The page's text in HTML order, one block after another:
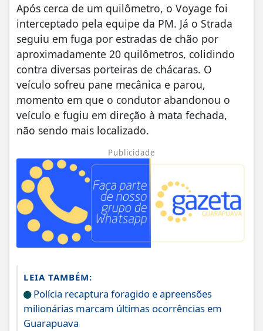
Após cerca de um quilômetro, o Voyage foi
interceptado pela equipe da PM. Já o Strada
seguiu em fuga por estradas de chão por
aproximadamente 20 quilômetros, colidindo
contra diversas porteiras de chácaras. O
veículo sofreu pane mecânica e parou,
momento em que o condutor abandonou o
veículo e fugiu em direção à mata fechada,
não sendo mais localizado.
Publicidade
LEIA TAMBÉM:
Polícia recaptura foragido e apreensões
milionárias marcam últimas ocorrências em
Guarapuava